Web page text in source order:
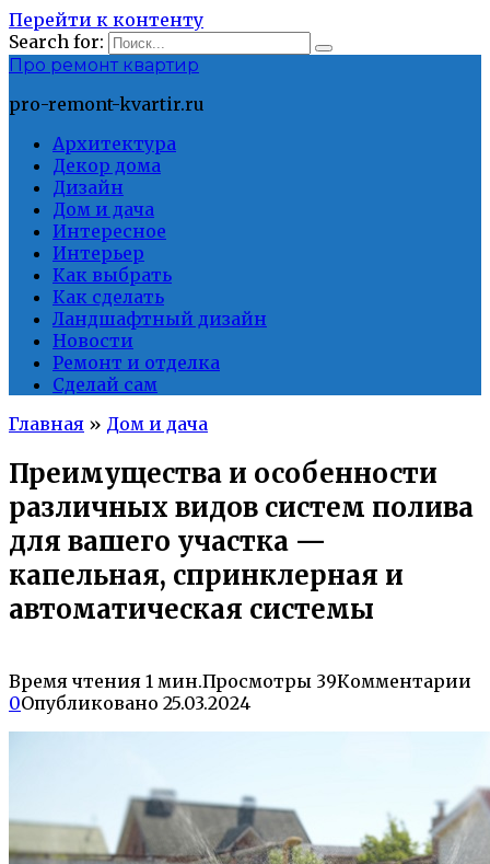
Перейти к контенту
Search for:
Про ремонт квартир
pro-remont-kvartir.ru
Архитектура
Декор дома
Дизайн
Дом и дача
Интересное
Интерьер
Как выбрать
Как сделать
Ландшафтный дизайн
Новости
Ремонт и отделка
Сделай сам
Главная » Дом и дача
Преимущества и особенности
различных видов систем полива
для вашего участка —
капельная, спринклерная и
автоматическая системы
Время чтения 1 мин.Просмотры 39Комментарии
0Опубликовано 25.03.2024